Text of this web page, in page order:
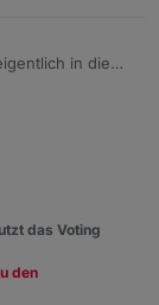
in die
das Voting
den